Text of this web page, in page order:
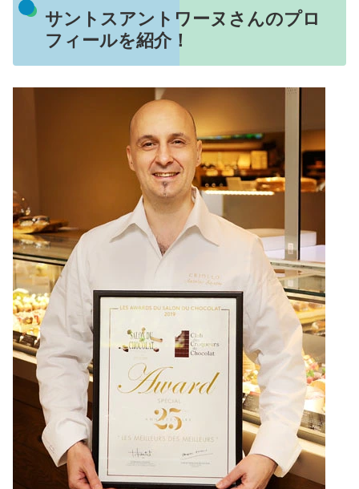
サントスアントワーヌさんのプロ
フィールを紹介！